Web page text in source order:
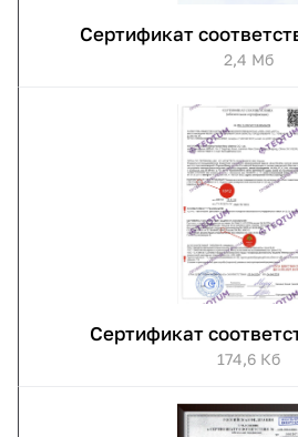
Сертификат
2,4 Мб
Сертификат
174,6 Кб